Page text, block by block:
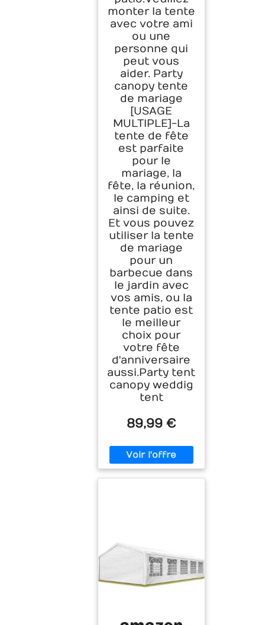
monter la tente
avec votre ami
ou une
personne qui
peut vous
aider. Party
canopy tente
de mariage
[USAGE
MULTIPLE]-La
tente de fête
est parfaite
pour le
mariage, la
fête, la réunion,
le camping et
ainsi de suite.
Et vous pouvez
utiliser la tente
de mariage
pour un
barbecue dans
le jardin avec
vos amis, ou la
tente patio est
le meilleur
choix pour
votre fête
d'anniversaire
aussi.Party tent
canopy weddig
tent
89,99 €